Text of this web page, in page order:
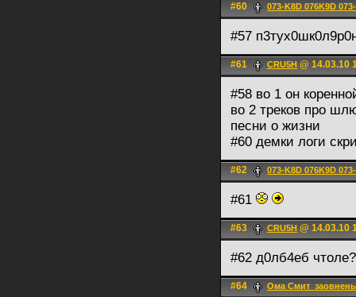
#60 073-K8D 076K9D
#57
#61 CRU5H @ 14.03.10
#58 во 1 он
во 2 треков про
песни о жизни
#60 демки логи
#62 073-K8D 076K9D
#61
#63 CRU5H @ 14.03.10
#62 д0лб4еб чтоле?
#64 Ома